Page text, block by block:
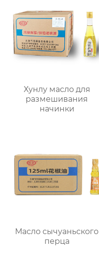
Хунлу масло для
размешивания
начинки
Масло сычуаньского
перца